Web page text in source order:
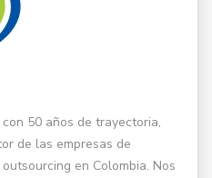
50 años de trayectoria,
de las empresas de
en Colombia. Nos